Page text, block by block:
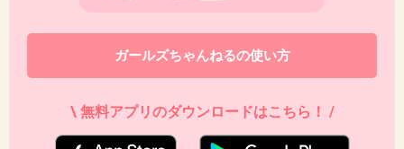
2018/02/08(木) 13:55:13
まったく見たいと思わない。笑
+3
ガールズちゃんねるの使い方
\ 無料アプリのダウンロードはこちら！ /